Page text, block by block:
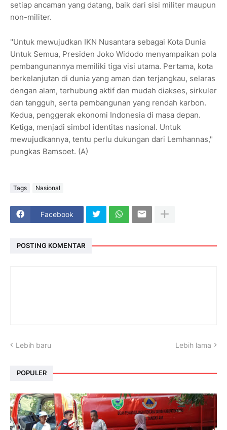
setiap ancaman yang datang, baik dari sisi militer maupun
non-militer.
"Untuk mewujudkan IKN Nusantara sebagai Kota Dunia
Untuk Semua, Presiden Joko Widodo menyampaikan pola
pembangunannya memiliki tiga visi utama. Pertama, kota
berkelanjutan di dunia yang aman dan terjangkau, selaras
dengan alam, terhubung aktif dan mudah diakses, sirkuler
dan tangguh, serta pembangunan yang rendah karbon.
Kedua, penggerak ekonomi Indonesia di masa depan.
Ketiga, menjadi simbol identitas nasional. Untuk
mewujudkannya, tentu perlu dukungan dari Lemhannas,"
pungkas Bamsoet. (A)
Tags Nasional
Facebook
POSTING KOMENTAR
Lebih baru Lebih lama
POPULER